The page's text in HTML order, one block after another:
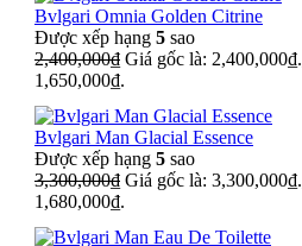
Bvlgari Omnia Golden Citrine
Được xếp hạng 5 sao
2,400,000₫ Giá gốc là: 2,400,000₫.
1,650,000₫.
Bvlgari Man Glacial Essence
Được xếp hạng 5 sao
3,300,000₫ Giá gốc là: 3,300,000₫.
1,680,000₫.